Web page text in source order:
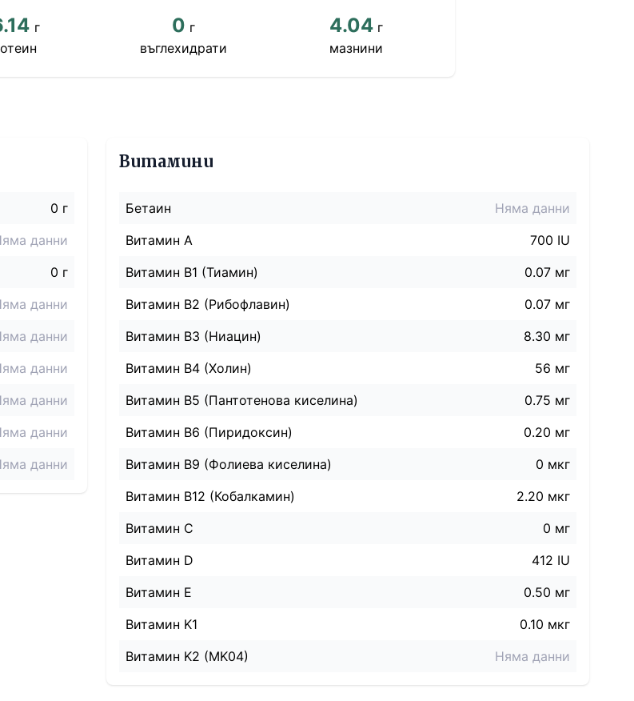
г
0 г
въглехидрати
4.04г
мазнини
0 г
данни
0 г
данни
данни
данни
данни
данни
данни
Витамини
Бетаин
Няма данни
Витамин A
700 IU
Витамин B1 (Тиамин)
0.07 мг
Витамин B2 (Рибофлавин)
0.07 мг
Витамин B3 (Ниацин)
8.30 мг
Витамин B4 (Холин)
56 мг
Витамин B5 (Пантотенова киселина)
0.75 мг
Витамин B6 (Пиридоксин)
0.20 мг
Витамин B9 (Фолиева киселина)
0 мкг
Витамин B12 (Кобалкамин)
2.20 мкг
Витамин C
0 мг
Витамин D
412 IU
Витамин E
0.50 мг
Витамин K1
0.10 мкг
Витамин K2 (MK04)
Няма данни